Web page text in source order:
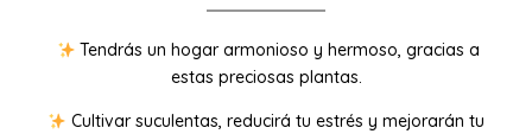
Tendrás un hogar armonioso y hermoso, gracias a
estas preciosas plantas.
Cultivar suculentas, reducirá tu estrés y mejorarán tu